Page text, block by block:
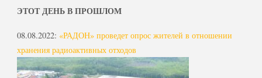
ЭТОТ ДЕНЬ В ПРОШЛОМ
08.08.2022: «РАДОН» проведет опрос жителей в отношении
хранения радиоактивных отходов